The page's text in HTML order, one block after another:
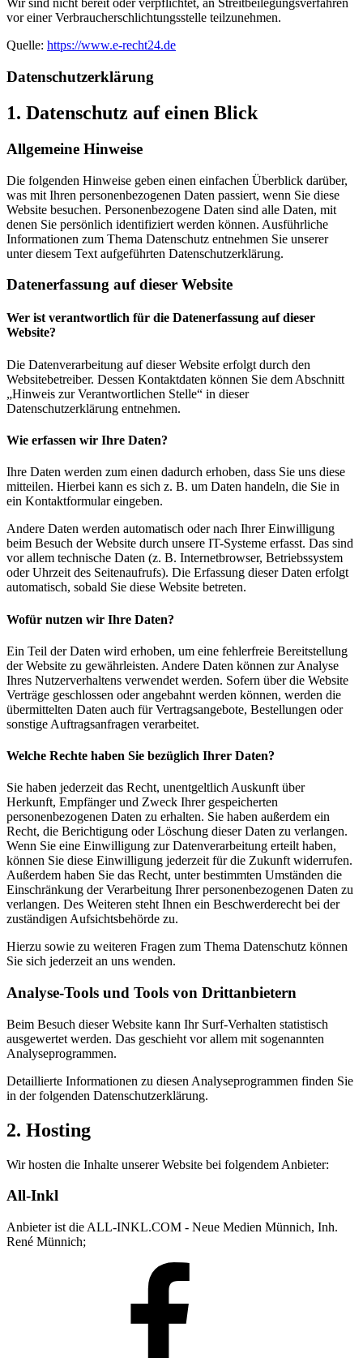
Wir sind nicht bereit oder verpflichtet, an Streitbeilegungsverfahren
vor einer Verbraucherschlichtungsstelle teilzunehmen.
Quelle: https://www.e-recht24.de
Datenschutz­erklärung
1. Datenschutz auf einen Blick
Allgemeine Hinweise
Die folgenden Hinweise geben einen einfachen Überblick darüber,
was mit Ihren personenbezogenen Daten passiert, wenn Sie diese
Website besuchen. Personenbezogene Daten sind alle Daten, mit
denen Sie persönlich identifiziert werden können. Ausführliche
Informationen zum Thema Datenschutz entnehmen Sie unserer
unter diesem Text aufgeführten Datenschutzerklärung.
Datenerfassung auf dieser Website
Wer ist verantwortlich für die Datenerfassung auf dieser
Website?
Die Datenverarbeitung auf dieser Website erfolgt durch den
Websitebetreiber. Dessen Kontaktdaten können Sie dem Abschnitt
„Hinweis zur Verantwortlichen Stelle“ in dieser
Datenschutzerklärung entnehmen.
Wie erfassen wir Ihre Daten?
Ihre Daten werden zum einen dadurch erhoben, dass Sie uns diese
mitteilen. Hierbei kann es sich z. B. um Daten handeln, die Sie in
ein Kontaktformular eingeben.
Andere Daten werden automatisch oder nach Ihrer Einwilligung
beim Besuch der Website durch unsere IT-Systeme erfasst. Das sind
vor allem technische Daten (z. B. Internetbrowser, Betriebssystem
oder Uhrzeit des Seitenaufrufs). Die Erfassung dieser Daten erfolgt
automatisch, sobald Sie diese Website betreten.
Wofür nutzen wir Ihre Daten?
Ein Teil der Daten wird erhoben, um eine fehlerfreie Bereitstellung
der Website zu gewährleisten. Andere Daten können zur Analyse
Ihres Nutzerverhaltens verwendet werden. Sofern über die Website
Verträge geschlossen oder angebahnt werden können, werden die
übermittelten Daten auch für Vertragsangebote, Bestellungen oder
sonstige Auftragsanfragen verarbeitet.
Welche Rechte haben Sie bezüglich Ihrer Daten?
Sie haben jederzeit das Recht, unentgeltlich Auskunft über
Herkunft, Empfänger und Zweck Ihrer gespeicherten
personenbezogenen Daten zu erhalten. Sie haben außerdem ein
Recht, die Berichtigung oder Löschung dieser Daten zu verlangen.
Wenn Sie eine Einwilligung zur Datenverarbeitung erteilt haben,
können Sie diese Einwilligung jederzeit für die Zukunft widerrufen.
Außerdem haben Sie das Recht, unter bestimmten Umständen die
Einschränkung der Verarbeitung Ihrer personenbezogenen Daten zu
verlangen. Des Weiteren steht Ihnen ein Beschwerderecht bei der
zuständigen Aufsichtsbehörde zu.
Hierzu sowie zu weiteren Fragen zum Thema Datenschutz können
Sie sich jederzeit an uns wenden.
Analyse-Tools und Tools von Dritt­anbietern
Beim Besuch dieser Website kann Ihr Surf-Verhalten statistisch
ausgewertet werden. Das geschieht vor allem mit sogenannten
Analyseprogrammen.
Detaillierte Informationen zu diesen Analyseprogrammen finden Sie
in der folgenden Datenschutzerklärung.
2. Hosting
Wir hosten die Inhalte unserer Website bei folgendem Anbieter:
All-Inkl
Anbieter ist die ALL-INKL.COM - Neue Medien Münnich, Inh.
René Münnich;